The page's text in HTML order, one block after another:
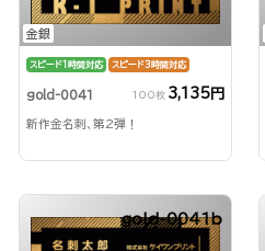
金銀
スピード1時間対応 スピード3時間対応
gold-0041 100枚 3,135円
新作金名刺、第2弾！
gold-0041b